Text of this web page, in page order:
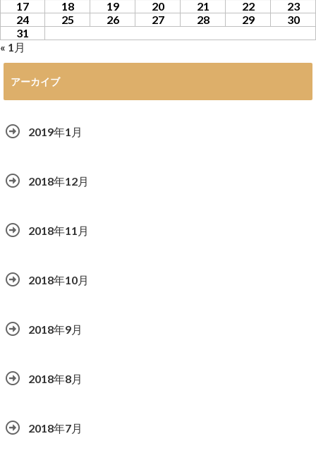
17
18 19 20 21 22
23
24
25 26 27 28 29
30
31
« 1月
アーカイブ
2019年1月
2018年12月
2018年11月
2018年10月
2018年9月
2018年8月
2018年7月